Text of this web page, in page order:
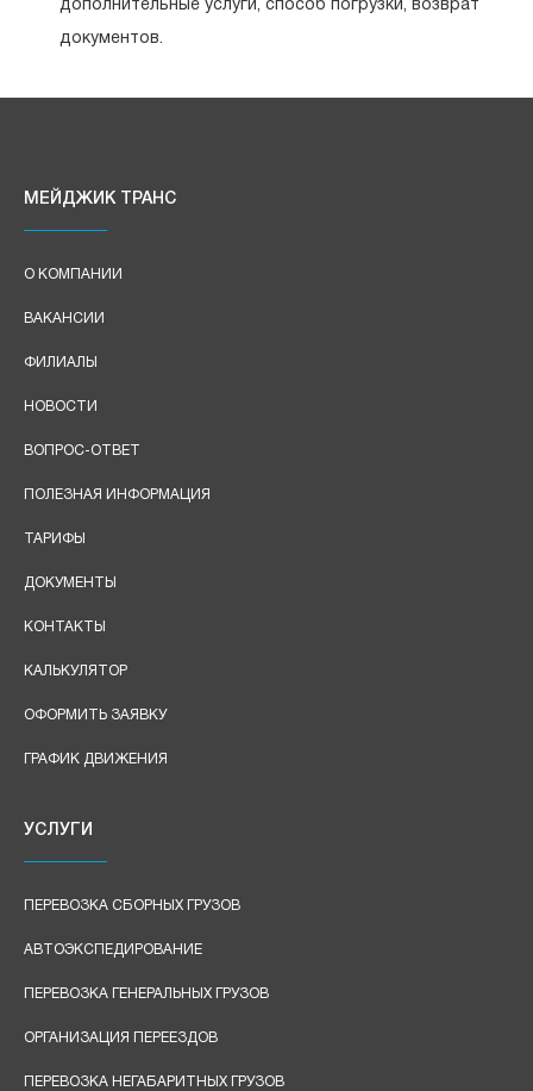
дополнительные услуги, способ погрузки, возврат
документов.
МЕЙДЖИК ТРАНС
О КОМПАНИИ
ВАКАНСИИ
ФИЛИАЛЫ
НОВОСТИ
ВОПРОС-ОТВЕТ
ПОЛЕЗНАЯ ИНФОРМАЦИЯ
ТАРИФЫ
ДОКУМЕНТЫ
КОНТАКТЫ
КАЛЬКУЛЯТОР
ОФОРМИТЬ ЗАЯВКУ
ГРАФИК ДВИЖЕНИЯ
УСЛУГИ
ПЕРЕВОЗКА СБОРНЫХ ГРУЗОВ
АВТОЭКСПЕДИРОВАНИЕ
ПЕРЕВОЗКА ГЕНЕРАЛЬНЫХ ГРУЗОВ
ОРГАНИЗАЦИЯ ПЕРЕЕЗДОВ
ПЕРЕВОЗКА НЕГАБАРИТНЫХ ГРУЗОВ